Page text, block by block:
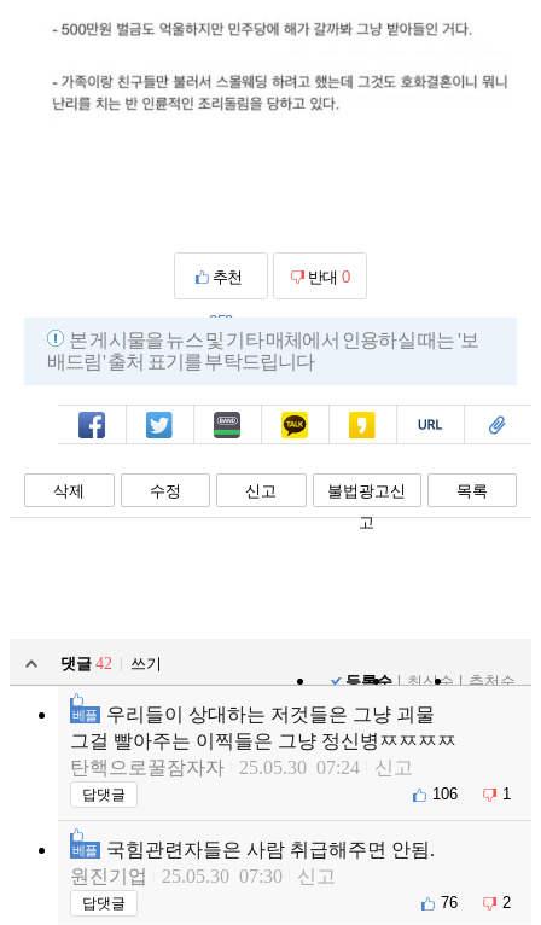
추천
358
반대 0
본 게시물을 뉴스 및 기타 매체에서 인용하실 때는 '보
배드림' 출처 표기를 부탁드립니다
페북 트윗 밴드 카톡 카스 복사 스크랩
삭제 수정 신고
불법광고신
고
목록
댓글 42
쓰기
등록순
최신순 추천순
베플
우리들이 상대하는 저것들은 그냥 괴물
그걸 빨아주는 이찍들은 그냥 정신병ㅉㅉㅉㅉ
탄핵으로꿀잠자자
25.05.30 07:24 신고
답댓글 106 1
베플
국힘관련자들은 사람 취급해주면 안됨.
원진기업
25.05.30 07:30 신고
답댓글 76 2